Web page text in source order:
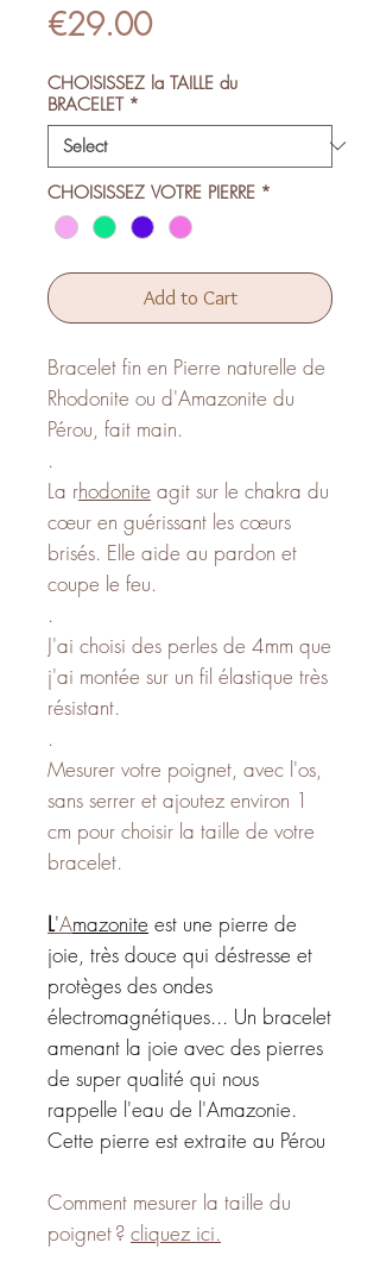
€29.00Price
CHOISISSEZ la TAILLE du
BRACELET *
CHOISISSEZ VOTRE PIERRE *
Add to Cart
Bracelet fin en Pierre naturelle de
Rhodonite ou d'Amazonite du
Pérou, fait main.
.
La rhodonite agit sur le chakra du
cœur en guérissant les cœurs
brisés. Elle aide au pardon et
coupe le feu.
.
J'ai choisi des perles de 4mm que
j'ai montée sur un fil élastique très
résistant.
.
Mesurer votre poignet, avec l'os,
sans serrer et ajoutez environ 1
cm pour choisir la taille de votre
bracelet.
L'Amazonite est une pierre de
joie, très douce qui déstresse et
protèges des ondes
électromagnétiques... Un bracelet
amenant la joie avec des pierres
de super qualité qui nous
rappelle l'eau de l'Amazonie.
Cette pierre est extraite au Pérou
Comment mesurer la taille du
poignet ? cliquez ici.